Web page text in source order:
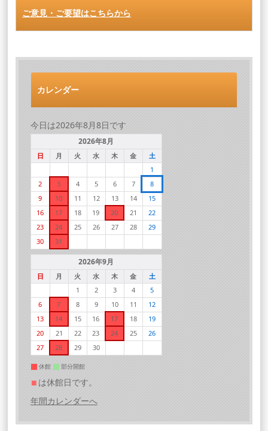
ご意見・ご要望はこちらから
カレンダー
今日は2026年8月8日です
2026年8月
日 月 火 水 木 金
土
1
2
3 4 5 6 7
8
9
10 11 12 13 14
15
16
17 18 19 20 21
22
23
24 25 26 27 28
29
30
31
2026年9月
日 月 火 水 木 金
土
1
2 3 4
5
6
7 8 9 10 11
12
13
14 15 16 17 18
19
20
21 22 23 24 25
26
27
28 29 30
休館 部分開館
■ は休館日です。
年間カレンダーへ